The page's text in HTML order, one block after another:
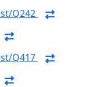
Q242
Q417